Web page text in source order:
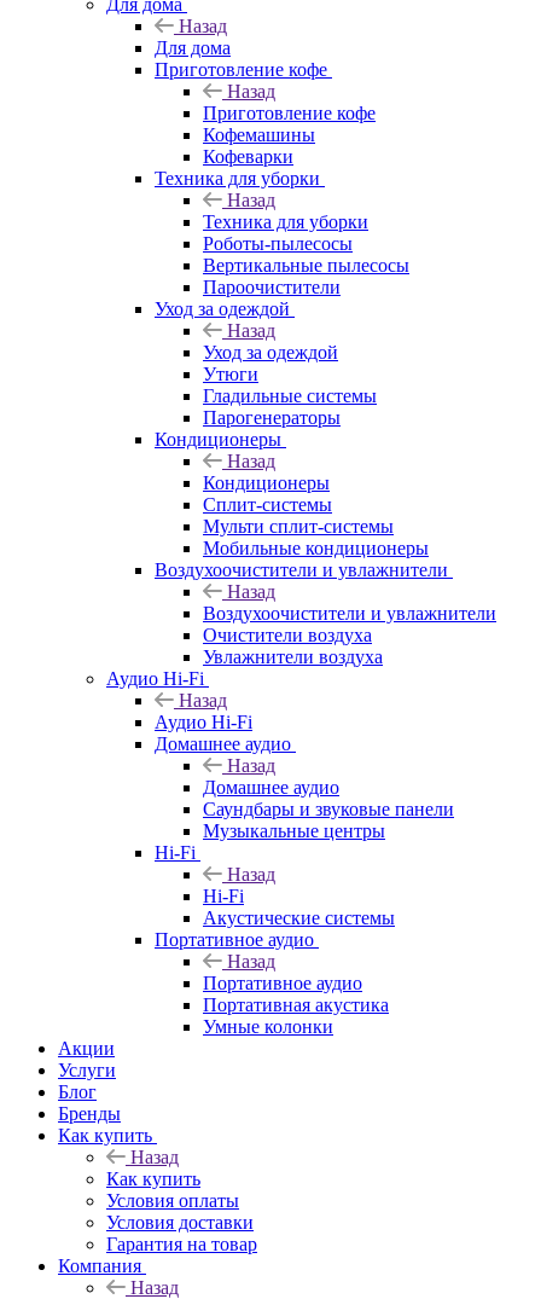
Для дома
Назад
Для дома
Приготовление кофе
Назад
Приготовление кофе
Кофемашины
Кофеварки
Техника для уборки
Назад
Техника для уборки
Роботы-пылесосы
Вертикальные пылесосы
Пароочистители
Уход за одеждой
Назад
Уход за одеждой
Утюги
Гладильные системы
Парогенераторы
Кондиционеры
Назад
Кондиционеры
Сплит-системы
Мульти сплит-системы
Мобильные кондиционеры
Воздухоочистители и увлажнители
Назад
Воздухоочистители и увлажнители
Очистители воздуха
Увлажнители воздуха
Аудио Hi-Fi
Назад
Аудио Hi-Fi
Домашнее аудио
Назад
Домашнее аудио
Саундбары и звуковые панели
Музыкальные центры
Hi-Fi
Назад
Hi-Fi
Акустические системы
Портативное аудио
Назад
Портативное аудио
Портативная акустика
Умные колонки
Акции
Услуги
Блог
Бренды
Как купить
Назад
Как купить
Условия оплаты
Условия доставки
Гарантия на товар
Компания
Назад